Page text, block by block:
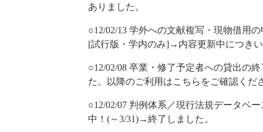
ありました。
○12/02/13 学外への文献複写・現物借用
[試行版・学内のみ]→内容更新中につき
○12/02/08 卒業・修了予定者への貸出の
た。以降のご利用はこちらをご確認くだ
○12/02/07 判例体系／現行法規データベ
中！(～3/31)→終了しました。